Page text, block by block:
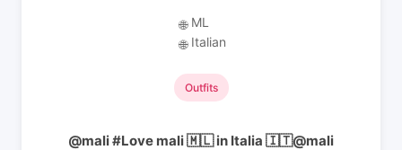
🌐 ML
🌐 Italian
Outfits
@mali #Love mali 🇲🇱 in Italia 🇮🇹@mali